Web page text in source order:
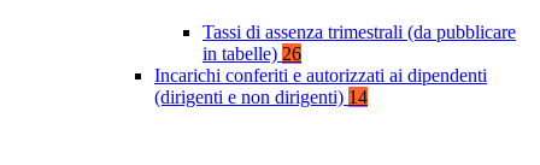
Tassi di assenza trimestrali (da pubblicare
in tabelle) 26
Incarichi conferiti e autorizzati ai dipendenti
(dirigenti e non dirigenti) 14